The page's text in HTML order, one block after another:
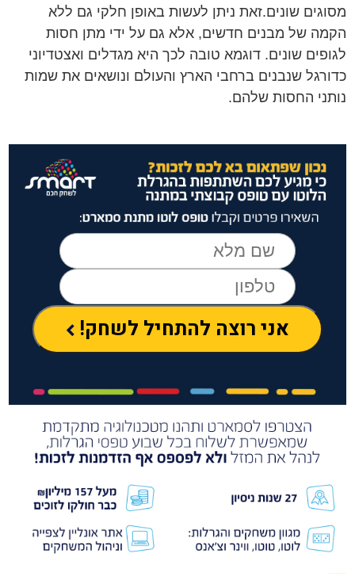
מסוגים שונים.זאת ניתן לעשות באופן חלקי גם ללא
הקמה של מבנים חדשים, אלא גם על ידי מתן חסות
לגופים שונים. דוגמא טובה לכך היא מגדלים ואצטדיוני
כדורגל שנבנים ברחבי הארץ והעולם ונושאים את שמות
נותני החסות שלהם.
אני רוצה להתחיל לשחק!